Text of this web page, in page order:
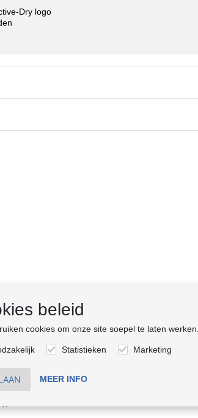
beleid
cookies om onze site soepel te laten
Statistieken Marketing
MEER INFO
Dry logo
Bewust ondernemen
Certificaten
Sociale naleving